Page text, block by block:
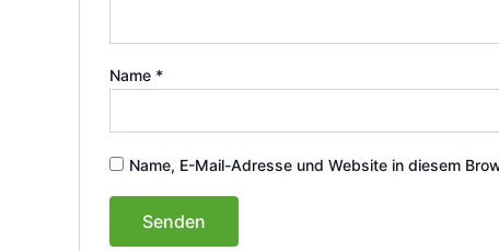
Name *
Name, E-Mail-Adresse und Website in diesem